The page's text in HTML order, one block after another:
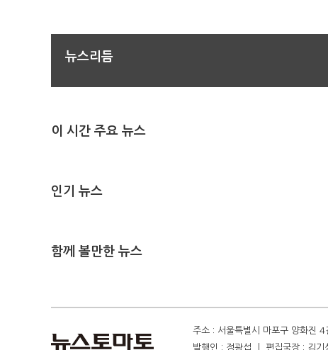
뉴스리듬
이 시간 주요 뉴스
인기 뉴스
함께 볼만한 뉴스
주소 : 서울특별시 마포구 양화진
발행인 : 정광섭 ㅣ 편집국장 : 김